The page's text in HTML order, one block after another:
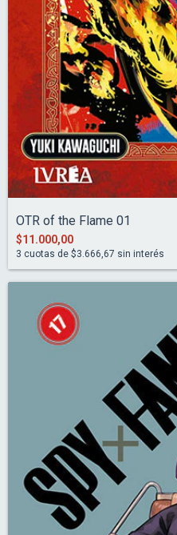
OTR of the Flame 01
$11.000,00
3 cuotas de $3.666,67 sin interés